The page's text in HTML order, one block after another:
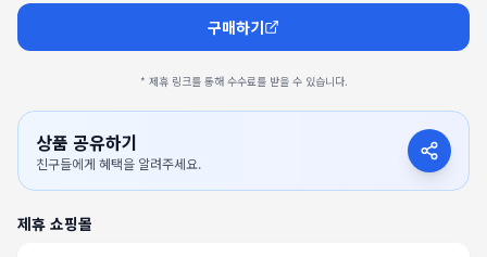
구매하기
* 제휴 링크를 통해 수수료를 받을 수 있습니다.
상품 공유하기
친구들에게 혜택을 알려주세요.
제휴 쇼핑몰